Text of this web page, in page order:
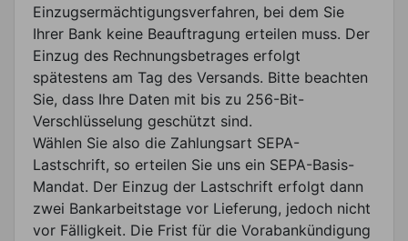
Einzugsermächtigungsverfahren, bei dem Sie
Ihrer Bank keine Beauftragung erteilen muss. Der
Einzug des Rechnungsbetrages erfolgt
spätestens am Tag des Versands. Bitte beachten
Sie, dass Ihre Daten mit bis zu 256-Bit-
Verschlüsselung geschützt sind.
Wählen Sie also die Zahlungsart SEPA-
Lastschrift, so erteilen Sie uns ein SEPA-Basis-
Mandat. Der Einzug der Lastschrift erfolgt dann
zwei Bankarbeitstage vor Lieferung, jedoch nicht
vor Fälligkeit. Die Frist für die Vorabankündigung